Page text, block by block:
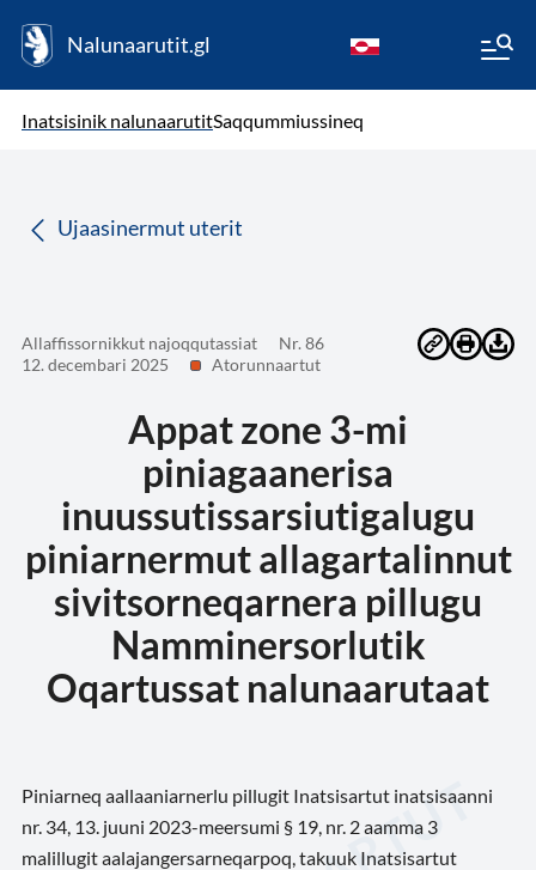
Nalunaarutit.gl
Inatsisinik nalunaarutitSaqqummiussineq
Ujaasinermut uterit
Allaffissornikkut najoqqutassiat
Nr. 86
12. decembari 2025
Atorunnaartut
Appat zone 3-mi
piniagaanerisa
inuussutissarsiutigalugu
piniarnermut allagartalinnut
sivitsorneqarnera pillugu
Namminersorlutik
Oqartussat nalunaarutaat
Piniarneq aallaaniarnerlu pillugit Inatsisartut inatsisaanni
nr. 34, 13. juuni 2023-meersumi § 19, nr. 2 aamma 3
malillugit aalajangersarneqarpoq, takuuk Inatsisartut